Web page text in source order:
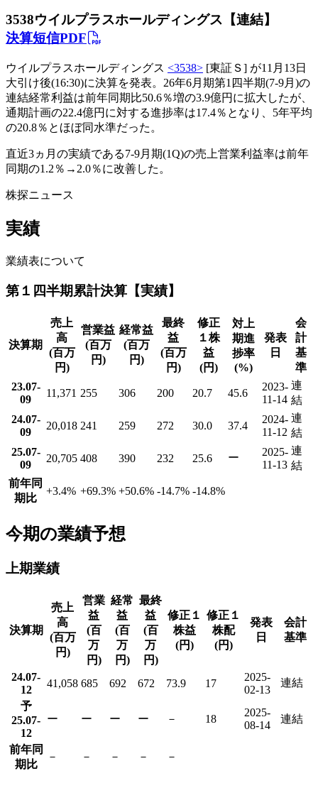
3538ウイルプラスホールディングス【連結】
決算短信PDF
ウイルプラスホールディングス <3538> [東証Ｓ] が11月13日
大引け後(16:30)に決算を発表。26年6月期第1四半期(7-9月)の
連結経常利益は前年同期比50.6％増の3.9億円に拡大したが、
通期計画の22.4億円に対する進捗率は17.4％となり、5年平均
の20.8％とほぼ同水準だった。
直近3ヵ月の実績である7-9月期(1Q)の売上営業利益率は前年
同期の1.2％→2.0％に改善した。
株探ニュース
実績
業績表について
第１四半期累計決算【実績】
決算期
売上
高
(百万
円)
営業益
(百万
円)
経常益
(百万
円)
最終
益
(百万
円)
修正
１株
益
(円)
対上
期進
捗率
(%)
発表
日
会
計
基
準
23.07-
09
11,371 255 306 200 20.7 45.6
2023-
11-14
連
結
24.07-
09
20,018 241 259 272 30.0 37.4
2024-
11-12
連
結
25.07-
09
20,705 408 390 232 25.6 ー
2025-
11-13
連
結
前年同
期比
+3.4% +69.3% +50.6% -14.7% -14.8%
今期の業績予想
上期業績
決算期
売上
高
(百万
円)
営業
益
(百
万
円)
経常
益
(百
万
円)
最終
益
(百
万
円)
修正１
株益
(円)
修正１
株配
(円)
発表
日
会計
基準
24.07-
12
41,058 685 692 672 73.9 17
2025-
02-13
連結
予
25.07-
12
ー ー ー ー － 18
2025-
08-14
連結
前年同
期比
－ － － － －